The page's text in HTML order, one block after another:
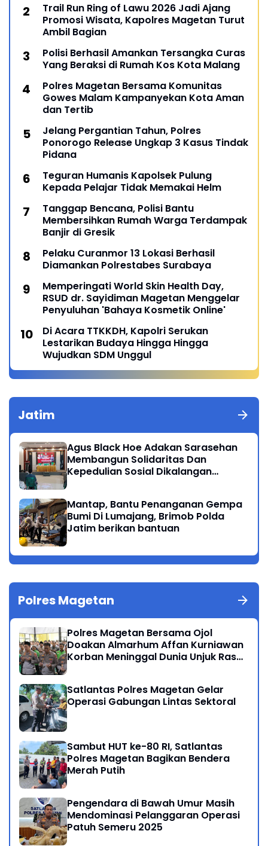
Trail Run Ring of Lawu 2026 Jadi Ajang
Promosi Wisata, Kapolres Magetan Turut
Ambil Bagian
Polisi Berhasil Amankan Tersangka Curas
Yang Beraksi di Rumah Kos Kota Malang
Polres Magetan Bersama Komunitas
Gowes Malam Kampanyekan Kota Aman
dan Tertib
Jelang Pergantian Tahun, Polres
Ponorogo Release Ungkap 3 Kasus Tindak
Pidana
Teguran Humanis Kapolsek Pulung
Kepada Pelajar Tidak Memakai Helm
Tanggap Bencana, Polisi Bantu
Membersihkan Rumah Warga Terdampak
Banjir di Gresik
Pelaku Curanmor 13 Lokasi Berhasil
Diamankan Polrestabes Surabaya
Memperingati World Skin Health Day,
RSUD dr. Sayidiman Magetan Menggelar
Penyuluhan 'Bahaya Kosmetik Online'
Di Acara TTKKDH, Kapolri Serukan
Lestarikan Budaya Hingga Hingga
Wujudkan SDM Unggul
Jatim
Agus Black Hoe Adakan Sarasehan
Membangun Solidaritas Dan
Kepedulian Sosial Dikalangan
Mantap, Bantu Penanganan Gempa
Bumi Di Lumajang, Brimob Polda
Jatim berikan bantuan
Polres Magetan
Polres Magetan Bersama Ojol
Doakan Almarhum Affan Kurniawan
Korban Meninggal Dunia Unjuk Rasa
Satlantas Polres Magetan Gelar
Operasi Gabungan Lintas Sektoral
Sambut HUT ke-80 RI, Satlantas
Polres Magetan Bagikan Bendera
Merah Putih
Pengendara di Bawah Umur Masih
Mendominasi Pelanggaran Operasi
Patuh Semeru 2025